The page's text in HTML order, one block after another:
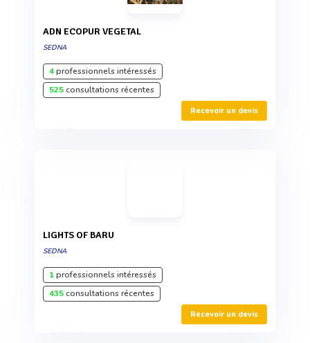
ADN ECOPUR VEGETAL
SEDNA
4professionnels intéressés
525consultations récentes
Recevoir un devis
LIGHTS OF BARU
SEDNA
1professionnels intéressés
435consultations récentes
Recevoir un devis